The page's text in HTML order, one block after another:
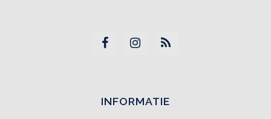
INFORMATIE